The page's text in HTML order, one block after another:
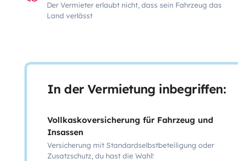
Der Vermieter erlaubt nicht, dass sein Fahrzeug das
Land verlässt
In der Vermietung inbegriffen:
Vollkaskoversicherung für Fahrzeug und
Insassen
Versicherung mit Standardselbstbeteiligung oder
Zusatzschutz, du hast die Wahl!